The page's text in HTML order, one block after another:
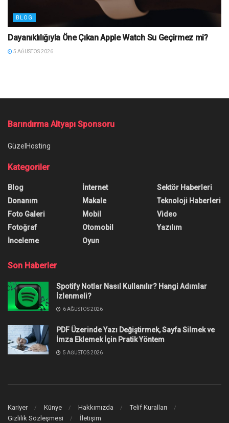
BLOG
Dayanıklılığıyla Öne Çıkan Apple Watch Su Geçirmez mi?
5 AĞUSTOS 2026
Call of Duty: Warzone 2 Boyutu
Belli Oldu
Call of Duty: Warzone 2 boyutu ortaya çıktı. Peki,
battle royale türündeki Warzone 2 isimli oyun ne
kadar yer kaplayacak?
Yazar: Burak Öz
0
Paylaşım